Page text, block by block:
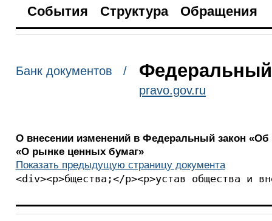
События Структура Обращения
Банк документов / Федеральный
pravo.gov.ru
О внесении изменений в Федеральный закон
«О рынке ценных бумаг»
Показать предыдущую страницу документа
<div><p>бщества;</p><p>устав общества и